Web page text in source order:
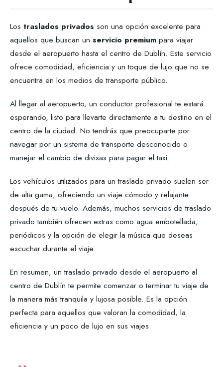
Los traslados privados son una opción excelente para
aquellos que buscan un servicio premium para viajar
desde el aeropuerto hasta el centro de Dublín. Este servicio
ofrece comodidad, eficiencia y un toque de lujo que no se
encuentra en los medios de transporte público.
Al llegar al aeropuerto, un conductor profesional te estará
esperando, listo para llevarte directamente a tu destino en el
centro de la ciudad. No tendrás que preocuparte por
navegar por un sistema de transporte desconocido o
manejar el cambio de divisas para pagar el taxi.
Los vehículos utilizados para un traslado privado suelen ser
de alta gama, ofreciendo un viaje cómodo y relajante
después de tu vuelo. Además, muchos servicios de traslado
privado también ofrecen extras como agua embotellada,
periódicos y la opción de elegir la música que deseas
escuchar durante el viaje.
En resumen, un traslado privado desde el aeropuerto al
centro de Dublín te permite comenzar o terminar tu viaje de
la manera más tranquila y lujosa posible. Es la opción
perfecta para aquellos que valoran la comodidad, la
eficiencia y un poco de lujo en sus viajes.